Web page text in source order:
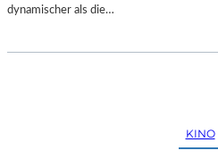
dynamischer als die…
KINO